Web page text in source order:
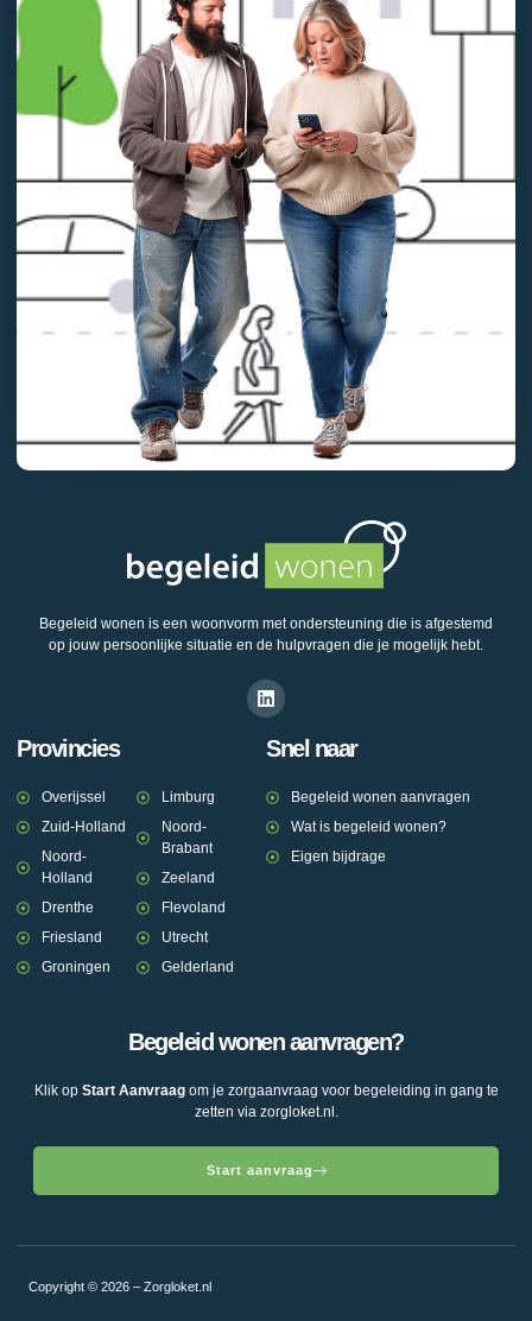
Begeleid wonen is een woonvorm met ondersteuning die is afgestemd
op jouw persoonlijke situatie en de hulpvragen die je mogelijk hebt.
Provincies
Overijssel
Zuid-Holland
Noord-
Holland
Drenthe
Friesland
Groningen
Limburg
Noord-
Brabant
Zeeland
Flevoland
Utrecht
Gelderland
Snel naar
Begeleid wonen aanvragen
Wat is begeleid wonen?
Eigen bijdrage
Begeleid wonen aanvragen?
Klik op Start Aanvraagom je zorgaanvraag voor begeleiding in gang te
zetten via zorgloket.nl.
Start aanvraag
Copyright © 2026 – Zorgloket.nl